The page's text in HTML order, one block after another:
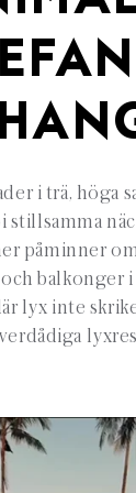
i trä,
påminner
balkonger
lyx inte